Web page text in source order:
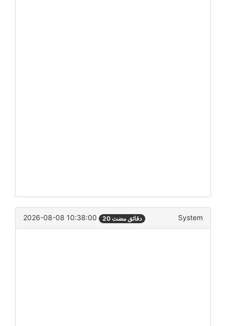
2026-08-08 10:38:00 20 دقائق مضت System